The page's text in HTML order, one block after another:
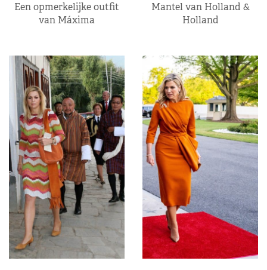
Een opmerkelijke outfit
van Máxima
Mantel van Holland &
Holland